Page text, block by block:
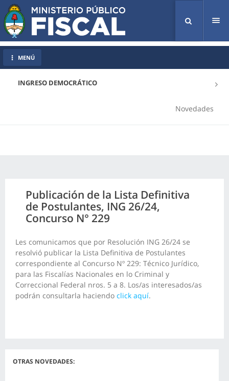
INGRESO DEMOCRÁTICO
Novedades
MENÚ
Publicación de la Lista Definitiva
de Postulantes, ING 26/24,
Concurso N° 229
Les comunicamos que por Resolución ING 26/24 se
resolvió publicar la Lista Definitiva de Postulantes
correspondiente al Concurso Nº 229: Técnico Jurídico,
para las Fiscalías Nacionales en lo Criminal y
Correccional Federal nros. 5 a 8. Los/as interesados/as
podrán consultarla haciendo click aquí.
OTRAS NOVEDADES: